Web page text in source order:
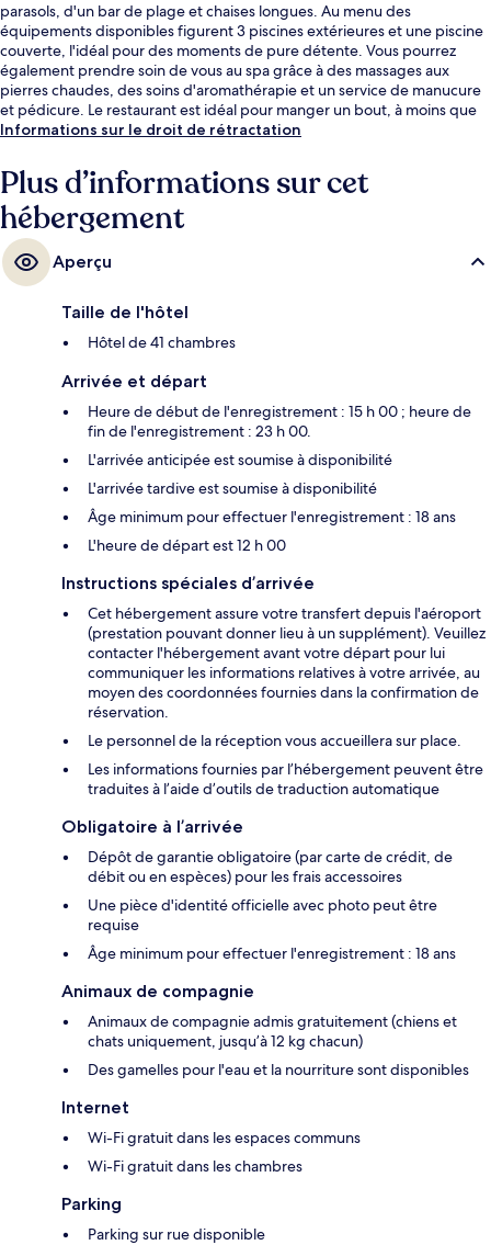
parasols, d'un bar de plage et chaises longues. Au menu des
équipements disponibles figurent 3 piscines extérieures et une piscine
couverte, l'idéal pour des moments de pure détente. Vous pourrez
également prendre soin de vous au spa grâce à des massages aux
pierres chaudes, des soins d'aromathérapie et un service de manucure
et pédicure. Le restaurant est idéal pour manger un bout, à moins que
vous ne préfériez prendre une boisson fraiche au bar en bord de
fitness et un sauna. Les autres voyageurs ne disent que du bien en ce
qui concerne le personnel attentionné.
Informations sur le droit de rétractation
Plus d’informations sur cet
hébergement
Aperçu
Taille de l'hôtel
Hôtel de 41 chambres
Arrivée et départ
Heure de début de l'enregistrement : 15 h 00 ; heure de
fin de l'enregistrement : 23 h 00.
L'arrivée anticipée est soumise à disponibilité
L'arrivée tardive est soumise à disponibilité
Âge minimum pour effectuer l'enregistrement : 18 ans
L'heure de départ est 12 h 00
Instructions spéciales d’arrivée
Cet hébergement assure votre transfert depuis l'aéroport
(prestation pouvant donner lieu à un supplément). Veuillez
contacter l'hébergement avant votre départ pour lui
communiquer les informations relatives à votre arrivée, au
moyen des coordonnées fournies dans la confirmation de
réservation.
Le personnel de la réception vous accueillera sur place.
Les informations fournies par l’hébergement peuvent être
traduites à l’aide d’outils de traduction automatique
Obligatoire à l’arrivée
Dépôt de garantie obligatoire (par carte de crédit, de
débit ou en espèces) pour les frais accessoires
Une pièce d'identité officielle avec photo peut être
requise
Âge minimum pour effectuer l'enregistrement : 18 ans
Animaux de compagnie
Animaux de compagnie admis gratuitement (chiens et
chats uniquement, jusqu’à 12 kg chacun)
Des gamelles pour l'eau et la nourriture sont disponibles
Internet
Wi-Fi gratuit dans les espaces communs
Wi-Fi gratuit dans les chambres
Parking
Parking sur rue disponible